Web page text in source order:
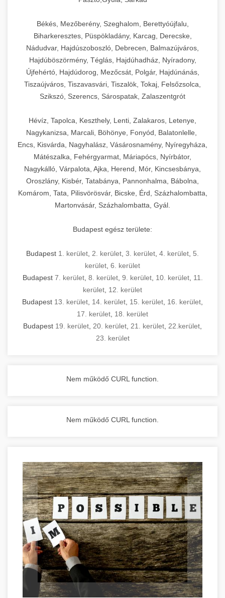
Békés, Mezőberény, Szeghalom, Berettyóújfalu,
Biharkeresztes, Püspökladány, Karcag, Derecske,
Nádudvar, Hajdúszoboszló, Debrecen, Balmazújváros,
Hajdúböszörmény, Téglás, Hajdúhadház, Nyíradony,
Újfehértó, Hajdúdorog, Mezőcsát, Polgár, Hajdúnánás,
Tiszaújváros, Tiszavasvári, Tiszalök, Tokaj, Felsőzsolca,
Szikszó, Szerencs, Sárospatak, Zalaszentgrót
Hévíz, Tapolca, Keszthely, Lenti, Zalakaros, Letenye,
Nagykanizsa, Marcali, Böhönye, Fonyód, Balatonlelle,
Encs, Kisvárda, Nagyhalász, Vásárosnamény, Nyíregyháza,
Mátészalka, Fehérgyarmat, Máriapócs, Nyírbátor,
Nagykálló, Várpalota, Ajka, Herend, Mór, Kincsesbánya,
Oroszlány, Kisbér, Tatabánya, Pannonhalma, Bábolna,
Komárom, Tata, Pilisvörösvár, Bicske, Érd, Százhalombatta,
Martonvásár, Százhalombatta, Gyál.
Budapest egész területe:
Budapest 1. kerület 2. kerület 3. kerület 4. kerület 5.
kerület 6. kerület
Budapest 7. kerület, 8. kerület, 9. kerület, 10. kerület, 11.
kerület 12. kerület
Budapest 13. kerület 14. kerület 15. kerület 16. kerület
17. kerület 18. kerület
Budapest 19. kerület 20. kerület 21. kerület 22.kerület
23. kerület
Nem működő CURL function.
Nem működő CURL function.